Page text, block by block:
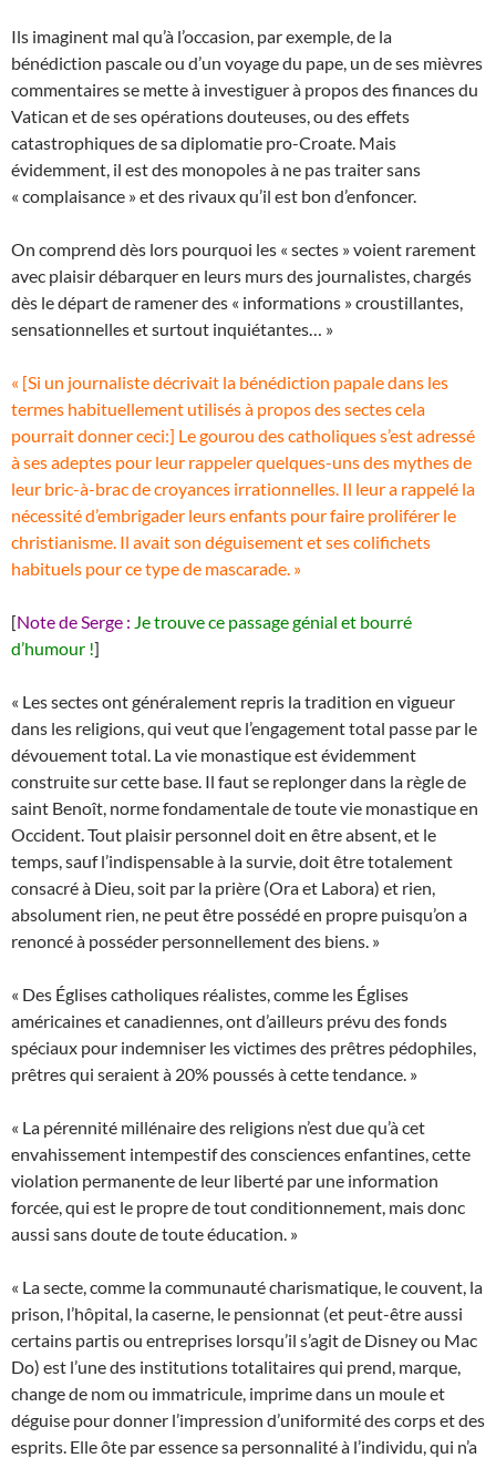
Ils imaginent mal qu’à l’occasion, par exemple, de la
bénédiction pascale ou d’un voyage du pape, un de ses mièvres
commentaires se mette à investiguer à propos des finances du
Vatican et de ses opérations douteuses, ou des effets
catastrophiques de sa diplomatie pro-Croate. Mais
évidemment, il est des monopoles à ne pas traiter sans
« complaisance » et des rivaux qu’il est bon d’enfoncer.
On comprend dès lors pourquoi les « sectes » voient rarement
avec plaisir débarquer en leurs murs des journalistes, chargés
dès le départ de ramener des « informations » croustillantes,
sensationnelles et surtout inquiétantes… »
« [Si un journaliste décrivait la bénédiction papale dans les
termes habituellement utilisés à propos des sectes cela
pourrait donner ceci:] Le gourou des catholiques s’est adressé
à ses adeptes pour leur rappeler quelques-uns des mythes de
leur bric-à-brac de croyances irrationnelles. Il leur a rappelé la
nécessité d’embrigader leurs enfants pour faire proliférer le
christianisme. Il avait son déguisement et ses colifichets
habituels pour ce type de mascarade. »
[Note de Serge : Je trouve ce passage génial et bourré
d’humour !]
« Les sectes ont généralement repris la tradition en vigueur
dans les religions, qui veut que l’engagement total passe par le
dévouement total. La vie monastique est évidemment
construite sur cette base. Il faut se replonger dans la règle de
saint Benoît, norme fondamentale de toute vie monastique en
Occident. Tout plaisir personnel doit en être absent, et le
temps, sauf l’indispensable à la survie, doit être totalement
consacré à Dieu, soit par la prière (Ora et Labora) et rien,
absolument rien, ne peut être possédé en propre puisqu’on a
renoncé à posséder personnellement des biens. »
« Des Églises catholiques réalistes, comme les Églises
américaines et canadiennes, ont d’ailleurs prévu des fonds
spéciaux pour indemniser les victimes des prêtres pédophiles,
prêtres qui seraient à 20% poussés à cette tendance. »
« La pérennité millénaire des religions n’est due qu’à cet
envahissement intempestif des consciences enfantines, cette
violation permanente de leur liberté par une information
forcée, qui est le propre de tout conditionnement, mais donc
aussi sans doute de toute éducation. »
« La secte, comme la communauté charismatique, le couvent, la
prison, l’hôpital, la caserne, le pensionnat (et peut-être aussi
certains partis ou entreprises lorsqu’il s’agit de Disney ou Mac
Do) est l’une des institutions totalitaires qui prend, marque,
change de nom ou immatricule, imprime dans un moule et
déguise pour donner l’impression d’uniformité des corps et des
esprits. Elle ôte par essence sa personnalité à l’individu, qui n’a